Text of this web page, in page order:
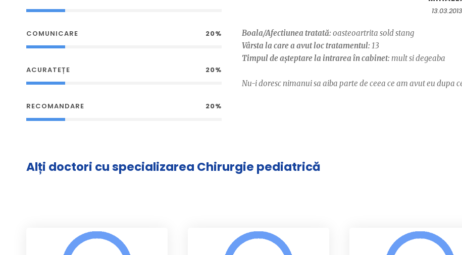
COMUNICARE 20%
ACURATEȚE 20%
RECOMANDARE 20%
13.03.2013
Boala/Afectiunea tratată: oasteoartrita sold stang
Vârsta la care a avut loc tratamentul: 13
Timpul de așteptare la intrarea în cabinet: mult si degeaba
Nu-i doresc nimanui sa aiba parte de ceea ce am avut eu dupa
Alți doctori cu specializarea Chirurgie pediatrică